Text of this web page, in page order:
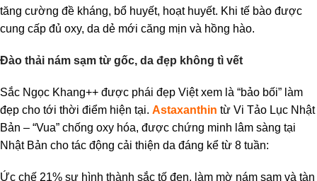
tăng cường đề kháng, bổ huyết, hoạt huyết. Khi tế bào được
cung cấp đủ oxy, da dẻ mới căng mịn và hồng hào.
Đào thải nám sạm từ gốc, da đẹp không tì vết
Sắc Ngọc Khang++ được phái đẹp Việt xem là “bảo bối” làm
đẹp cho tới thời điểm hiện tại. Astaxanthin từ Vi Tảo Lục Nhật
Bản – “Vua” chống oxy hóa, được chứng minh lâm sàng tại
Nhật Bản cho tác động cải thiện da đáng kể từ 8 tuần:
Ức chế 21% sự hình thành sắc tố đen, làm mờ nám sạm và tàn